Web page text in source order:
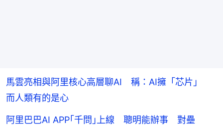
馬雲亮相與阿里核心高層聊AI 稱：AI擁「芯片」
而人類有的是心
阿里巴巴AI APP｢千問｣上線 聰明能辦事 對壘